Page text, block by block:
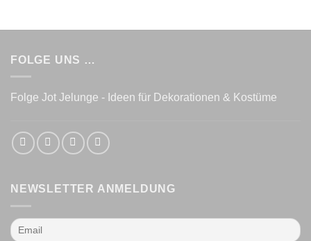
FOLGE UNS …
Folge Jot Jelunge - Ideen für Dekorationen & Kostüme
NEWSLETTER ANMELDUNG